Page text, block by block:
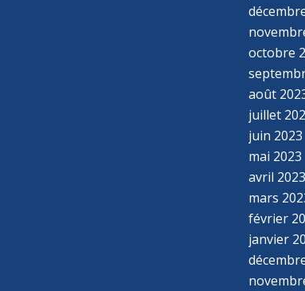
octobre
août
juillet
juin 2023
mai 2023
avril 2023
mars
février
janvier